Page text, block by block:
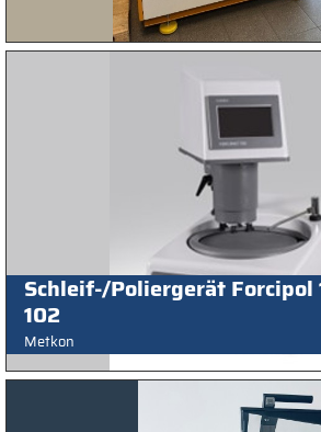
Schleif-/Poliergerät Forcipol
102
Metkon